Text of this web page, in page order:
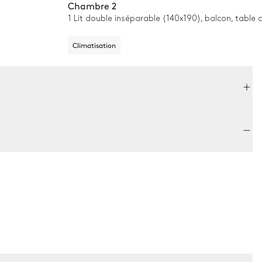
Chambre 2
1 Lit double inséparable (140x190), balcon, table
Climatisation